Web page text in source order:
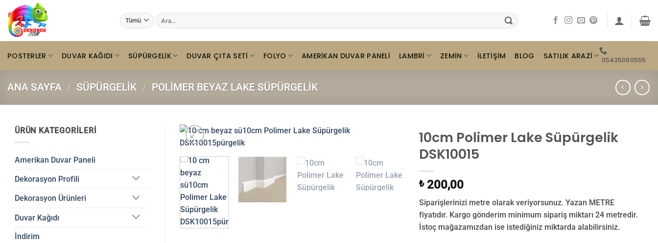
İçeriğe
atla
Ara:
POSTERLER DUVAR KAĞIDI SÜPÜRGELIK DUVAR ÇITA SETI FOLYO AMERIKAN DUVAR PANELI LAMBRI ZEMIN İLETIŞIM BLOG SATILIK ARAZI 05425090555
ANA SAYFA / SÜPÜRGELIK / POLIMER BEYAZ LAKE SÜPÜRGELIK
ÜRÜN KATEGORILERI
Amerikan Duvar Paneli
Dekorasyon Profili
Dekorasyon Ürünleri
Duvar Kağıdı
İndirim
10cm Polimer Lake Süpürgelik
DSK10015
₺200,00
Siparişlerinizi metre olarak veriyorsunuz. Yazan METRE
fiyatıdır. Kargo gönderim minimum sipariş miktarı 24 metredir.
İstoç mağazamızdan ise istediğiniz miktarda alabilirsiniz.